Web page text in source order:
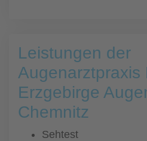
Leistungen der
Augenarztpraxis
Erzgebirge
Chemnitz
Sehtest